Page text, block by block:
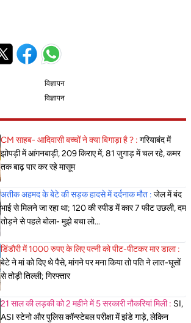
विज्ञापन
विज्ञापन
CM साहब- आदिवासी बच्चों ने क्या बिगाड़ा है ? : गरियाबंद में
झोपड़ी में आंगनबाड़ी, 209 किराए में, 81 जुगाड़ में चल रहे, कमर
तक बाढ़ पार कर रहे मासूम
अतीक अहमद के बेटे की सड़क हादसे में दर्दनाक मौत : जेल में बंद
भाई से मिलने जा रहा था; 120 की स्पीड में कार 7 फीट उछली, दम
तोड़ने से पहले बोला- मुझे बचा लो...
डिंडौरी में 1000 रुपए के लिए पत्नी को पीट-पीटकर मार डाला :
बेटे ने मां को दिए थे पैसे, मांगने पर मना किया तो पति ने लात-घूसों
से तोड़ी तिल्ली; गिरफ्तार
21 साल की लड़की को 2 महीने में 5 सरकारी नौकरियां मिली : SI,
ASI स्टेनो और पुलिस कॉन्स्टेबल परीक्षा में झंडे गाड़े, लेकिन